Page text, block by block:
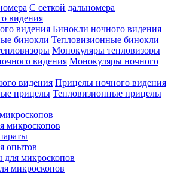
С сеткой дальномера
видения
Бинокли ночного видения
Тепловизионные бинокли
Монокуляры тепловизоры
Монокуляры ночного
Прицелы ночного видения
Тепловизионные прицелы
микроскопов
опытов
для микроскопов
микроскопов